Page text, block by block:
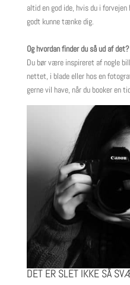
altid en god ide, hvis du i
godt kunne tænke dig.
Og hvordan finder du så ud af det?
Du bør være inspireret af nogle
nettet, i blade eller hos en
gerne vil have, når du booker en
DET ER SLET IKKE SÅ